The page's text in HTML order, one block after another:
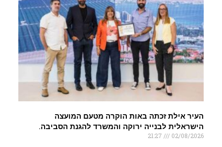
העיר אילת זכתה באות הוקרה מטעם המועצה
הישראלית לבנייה ירוקה והמשרד להגנת הסביבה.
02/08/2026